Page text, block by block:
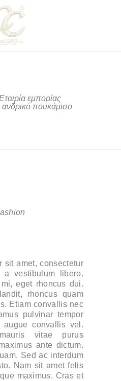
εμπορίας
πουκάμισο
sit amet, consectetur
vestibulum libero.
eget rhoncus dui.
rhoncus quam
Etiam convallis nec
pulvinar tempor
augue convallis vel.
vitae purus
ante dictum.
Sed ac interdum
Nam sit amet felis
maximus. Cras et